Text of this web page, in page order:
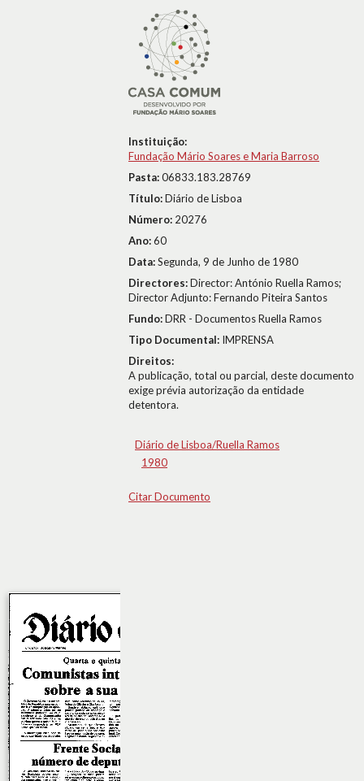
Instituição:
Fundação Mário Soares e Maria Barroso
Pasta:06833.183.28769
Título:Diário de Lisboa
Número: 20276
Ano:60
Data:Segunda, 9 de Junho de 1980
Directores:Director: António Ruella Ramos;
Director Adjunto: Fernando Piteira Santos
Fundo:DRR - Documentos Ruella Ramos
Tipo Documental: IMPRENSA
Direitos:
A publicação, total ou parcial, deste documento
exige prévia autorização da entidade
detentora.
Diário de Lisboa/Ruella Ramos
1980
Citar Documento